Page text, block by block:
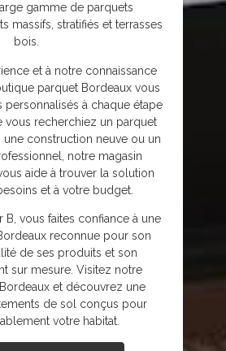
gamme de parquets
massifs, stratifiés et terrasses
bois.
et à notre connaissance
parquet Bordeaux vous
à chaque étape
vous recherchiez un parquet
une construction neuve ou un
notre magasin
aide à trouver la solution
et à votre budget.
B, vous faites confiance à une
reconnue pour son
de ses produits et son
sur mesure. Visitez notre
et découvrez une
de sol conçus pour
votre habitat.